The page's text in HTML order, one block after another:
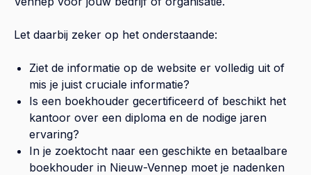
Let daarbij zeker op het onderstaande:
Ziet de informatie op de website er volledig uit of
mis je juist cruciale informatie?
Is een boekhouder gecertificeerd of beschikt het
kantoor over een diploma en de nodige jaren
ervaring?
In je zoektocht naar een geschikte en betaalbare
boekhouder in Nieuw-Vennep moet je nadenken